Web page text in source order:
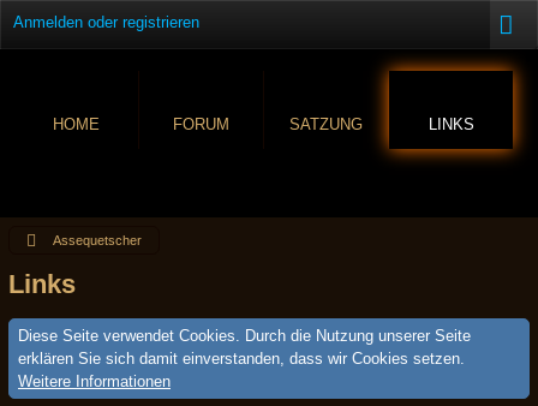
Anmelden oder registrieren
HOME FORUM SATZUNG LINKS
Assequetscher
Links
Diese Seite verwendet Cookies. Durch die Nutzung unserer Seite
erklären Sie sich damit einverstanden, dass wir Cookies setzen.
Weitere Informationen